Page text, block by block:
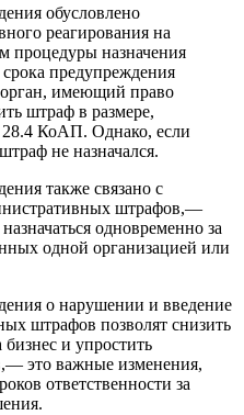
обусловлено
реагирования на
процедуры назначения
предупреждения
имеющий право
штраф в размере,
28.4 КоАП. Однако, если
не назначался.
также связано с
штрафов,—
одновременно за
одной организацией или
о нарушении и введение
штрафов позволят снизить
и упростить
это важные изменения,
ответственности за